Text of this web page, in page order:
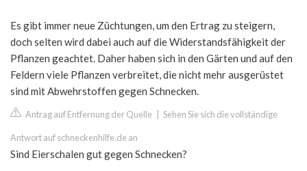
Es gibt immer neue Züchtungen, um den Ertrag zu steigern,
doch selten wird dabei auch auf die Widerstandsfähigkeit der
Pflanzen geachtet. Daher haben sich in den Gärten und auf den
Feldern viele Pflanzen verbreitet, die nicht mehr ausgerüstet
sind mit Abwehrstoffen gegen Schnecken.
Antrag auf Entfernung der Quelle Sehen Sie sich die vollständige
Antwort auf schneckenhilfe.de an
Sind Eierschalen gut gegen Schnecken?